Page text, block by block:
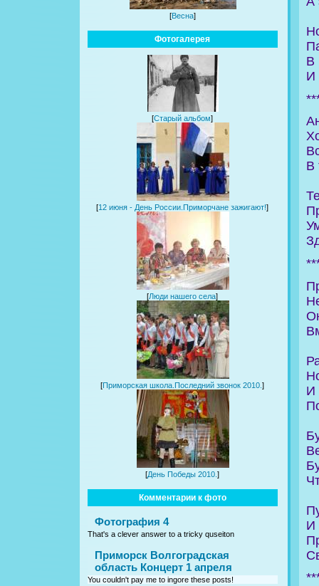
[Весна]
Фотогалерея
[Старый альбом]
[12 июня - День России.Приморчане зажигают!]
[Люди нашего села]
[Приморская школа.Последний звонок 2010.]
[День Победы 2010.]
Комментарии к фото
Фотография 4
That's a clever answer to a tricky quseiton
Приморск Волгоградская
область Концерт 1 апреля
You couldn't pay me to ingore these posts!
В
И
В
И
И